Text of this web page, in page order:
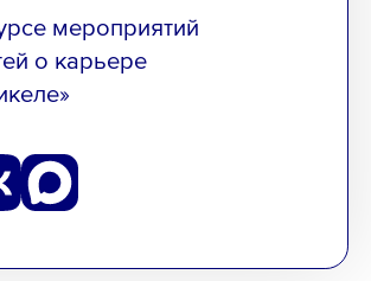
мероприятий
о карьере